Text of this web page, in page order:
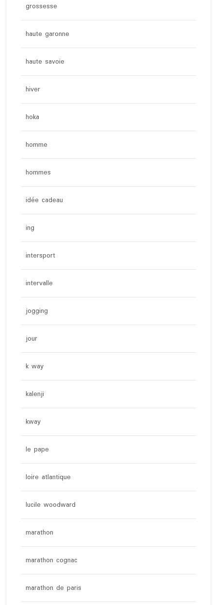
grossesse
haute garonne
haute savoie
hiver
hoka
homme
hommes
idée cadeau
ing
intersport
intervalle
jogging
jour
k way
kalenji
kway
le pape
loire atlantique
lucile woodward
marathon
marathon cognac
marathon de paris